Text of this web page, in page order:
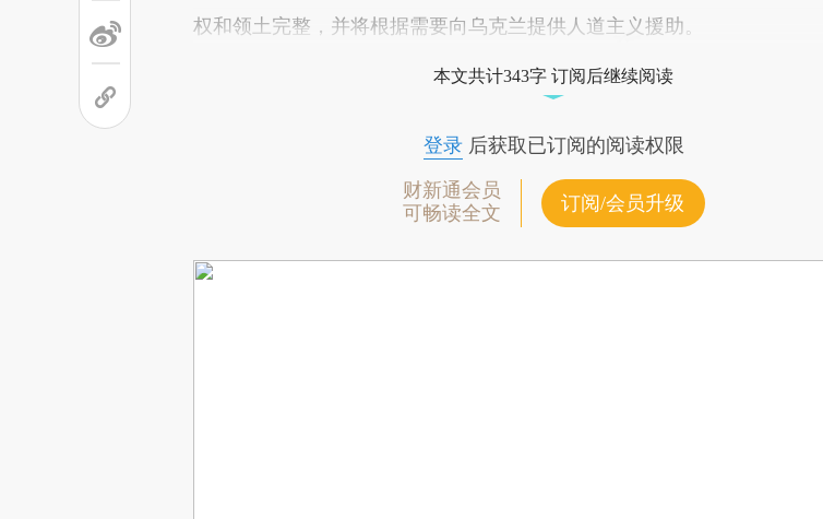
权和领土完整，并将根据需要向乌克兰提供人道主义援助。
本文共计343字 订阅后继续阅读
登录后获取已订阅的阅读权限
财新通会员
可畅读全文
订阅/会员升级